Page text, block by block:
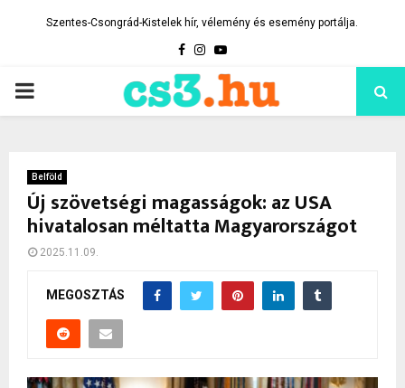
Szentes-Csongrád-Kistelek hír, vélemény és esemény portálja.
Facebook
Instagram
Youtube
PRIMARY
Belföld
Új szövetségi magasságok: az USA
hivatalosan méltatta Magyarországot
2025.11.09.
MEGOSZTÁS